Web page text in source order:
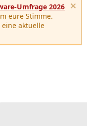
Umfrage 2026
eure Stimme.
aktuelle